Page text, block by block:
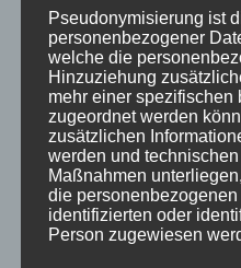
über das übliche Maß
GmbH hat sich als
Innenmalerarbeiten und
positioniert und bietet
Hausverwaltungen in
Kompetenz aus einer Hand.
Die
ist nicht
Pseudonymisierung ist
personenbezogener
welche die
Hinzuziehung
mehr einer spezifischen
zugeordnet werden
zusätzlichen
werden und
Maßnahmen
die
identifizierten oder
Person zugewiesen